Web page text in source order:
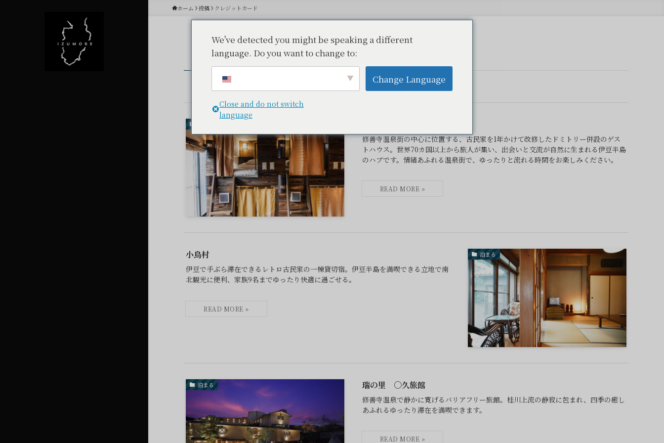
ホーム 投稿 クレジットカード
クレジットカード
修善寺温泉街の中心に位置する、古民家を1年かけて改修したドミトリー併設のゲス
トハウス。世界70カ国以上から旅人が集い、出会いと交流が自然に生まれる伊豆半島
のハブです。情緒あふれる温泉街で、ゆったりと流れる時間をお楽しみください。
泊まる
小鳥村
伊豆で手ぶら滞在できるレトロ古民家の一棟貸切宿。伊豆半島を満喫できる立地で南
北観光に便利、家族9名までゆったり快適に過ごせる。
泊まる 瑞の里 〇久旅館
修善寺温泉で静かに寛げるバリアフリー旅館。桂川上流の静寂に包まれ、四季の癒し
あふれるゆったり滞在を満喫できます。
We've detected you might be speaking a different
language. Do you want to change to:
Change Language
Close and do not switch
language